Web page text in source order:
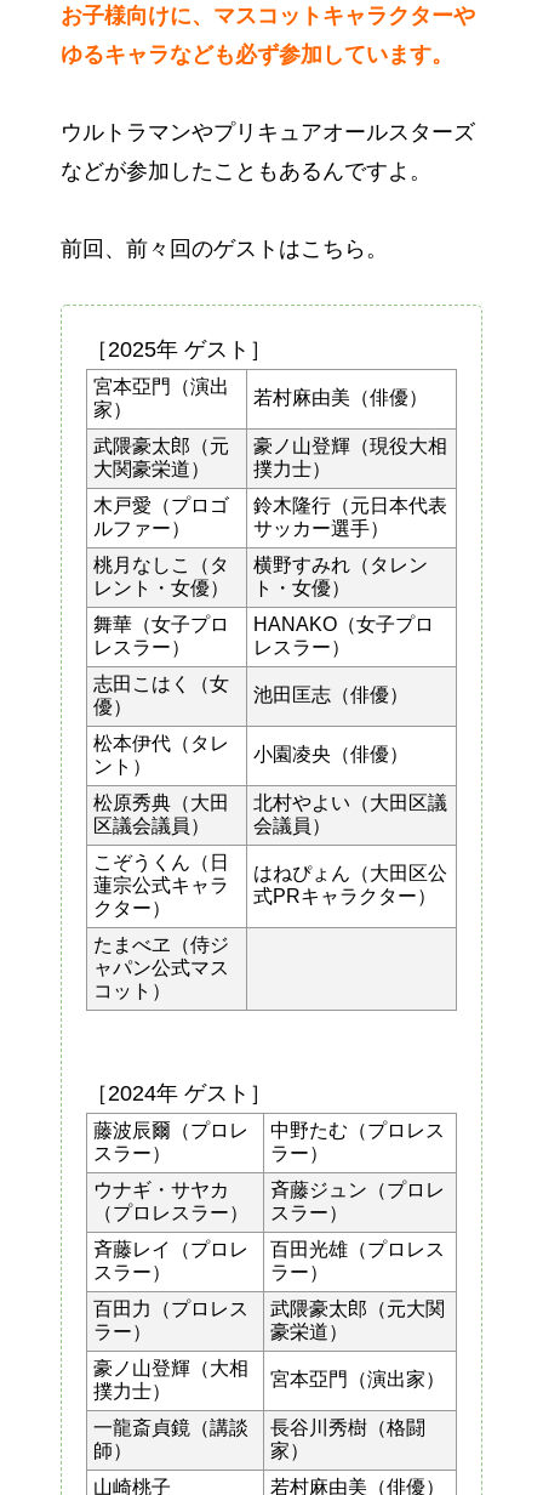
お子様向けに、マスコットキャラクターや
ゆるキャラなども必ず参加しています。
ウルトラマンやプリキュアオールスターズ
などが参加したこともあるんですよ。
前回、前々回のゲストはこちら。
［2025年 ゲスト］
宮本亞門（演出
家）
若村麻由美（俳優）
武隈豪太郎（元
大関豪栄道）
豪ノ山登輝（現役大相
撲力士）
木戸愛（プロゴ
ルファー）
鈴木隆行（元日本代表
サッカー選手）
桃月なしこ（タ
レント・女優）
横野すみれ（タレン
ト・女優）
舞華（女子プロ
レスラー）
HANAKO（女子プロ
レスラー）
志田こはく（女
優）
池田匡志（俳優）
松本伊代（タレ
ント）
小園凌央（俳優）
松原秀典（大田
区議会議員）
北村やよい（大田区議
会議員）
こぞうくん（日
蓮宗公式キャラ
クター）
はねぴょん（大田区公
式PRキャラクター）
たまべヱ（侍ジ
ャパン公式マス
コット）
［2024年 ゲスト］
藤波辰爾（プロレ
スラー）
中野たむ（プロレス
ラー）
ウナギ・サヤカ
（プロレスラー）
斉藤ジュン（プロレ
スラー）
斉藤レイ（プロレ
スラー）
百田光雄（プロレス
ラー）
百田力（プロレス
ラー）
武隈豪太郎（元大関
豪栄道）
豪ノ山登輝（大相
撲力士）
宮本亞門（演出家）
一龍斎貞鏡（講談
師）
長谷川秀樹（格闘
家）
山崎桃子
若村麻由美（俳優）